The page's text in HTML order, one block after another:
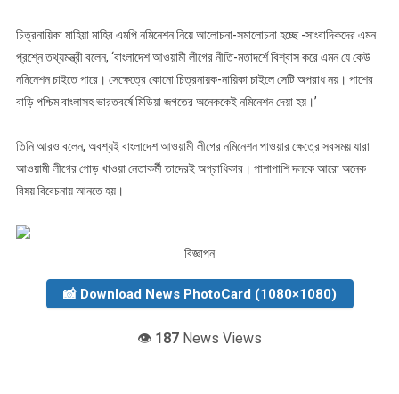
চিত্রনায়িকা মাহিয়া মাহির এমপি নমিনেশন নিয়ে আলোচনা-সমালোচনা হচ্ছে -সাংবাদিকদের এমন
প্রশ্নে তথ্যমন্ত্রী বলেন, ‘বাংলাদেশ আওয়ামী লীগের নীতি-মতাদর্শে বিশ্বাস করে এমন যে কেউ
নমিনেশন চাইতে পারে। সেক্ষেত্রে কোনো চিত্রনায়ক-নায়িকা চাইলে সেটি অপরাধ নয়। পাশের
বাড়ি পশ্চিম বাংলাসহ ভারতবর্ষে মিডিয়া জগতের অনেককেই নমিনেশন দেয়া হয়।’
তিনি আরও বলেন, অবশ্যই বাংলাদেশ আওয়ামী লীগের নমিনেশন পাওয়ার ক্ষেত্রে সবসময় যারা
আওয়ামী লীগের পোড় খাওয়া নেতাকর্মী তাদেরই অগ্রাধিকার। পাশাপাশি দলকে আরো অনেক
বিষয় বিবেচনায় আনতে হয়।
বিজ্ঞাপন
📸 Download News PhotoCard (1080×1080)
👁️ 187 News Views